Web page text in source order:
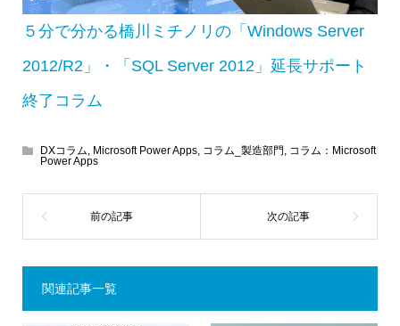
５分で分かる橋川ミチノリの「Windows Server
2012/R2」・「SQL Server 2012」延長サポート
終了コラム
DXコラム, Microsoft Power Apps, コラム_製造部門 , コラム：Microsoft
Power Apps
関連記事一覧